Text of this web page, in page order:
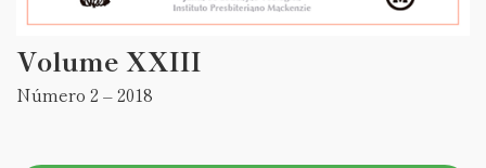
Volume XXIII
Número 2 – 2018